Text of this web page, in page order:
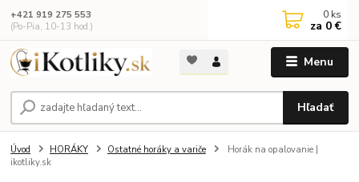
Menu
Hľadať
+421 919 275 553
(Po-Pia, 10-13 hod.)
0 ks
za 0 €
Úvod HORÁKY Ostatné horáky a variče
Horák na opalovanie |
ikotliky.sk